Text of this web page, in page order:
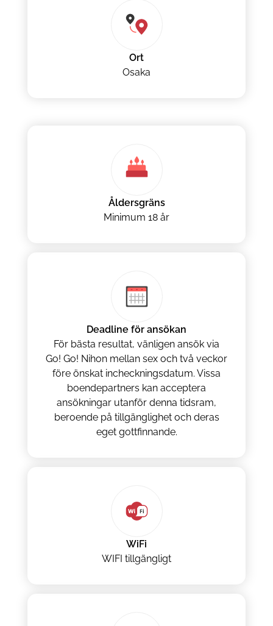
Ort
Osaka
Åldersgräns
Minimum 18 år
Deadline för ansökan
För bästa resultat, vänligen ansök via
Go! Go! Nihon mellan sex och två veckor
före önskat incheckningsdatum. Vissa
boendepartners kan acceptera
ansökningar utanför denna tidsram,
beroende på tillgänglighet och deras
eget gottfinnande.
WiFi
WIFI tillgängligt